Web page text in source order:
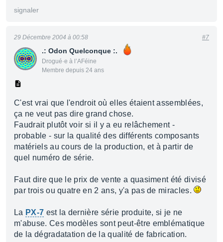
signaler
.: Odon Quelconque :.
Drogué·e à l’AFéine
Membre depuis 24 ans
29 Décembre 2004 à 00:58 #7
C'est vrai que l'endroit où elles étaient assemblées,
ça ne veut pas dire grand chose.
Faudrait plutôt voir si il y a eu relâchement -
probable - sur la qualité des différents composants
matériels au cours de la production, et à partir de
quel numéro de série.
Faut dire que le prix de vente a quasiment été divisé
par trois ou quatre en 2 ans, y'a pas de miracles.
La PX-7 est la dernière série produite, si je ne
m'abuse. Ces modèles sont peut-être emblématique
de la dégradatation de la qualité de fabrication.